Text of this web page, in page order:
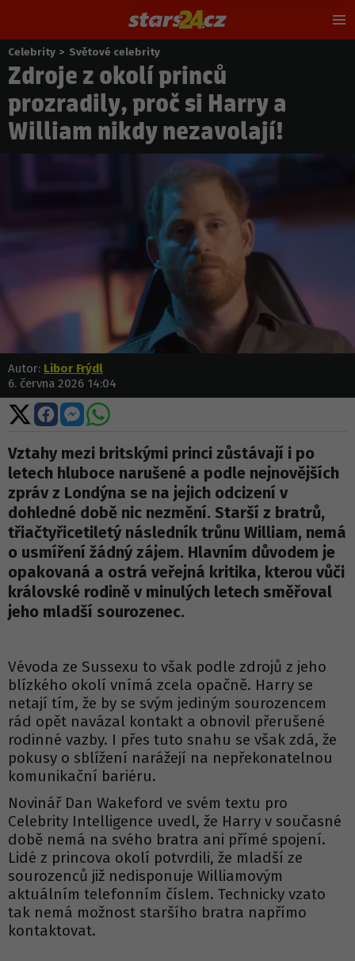
Nacházíte
se
zde:
Celebrity > Světové celebrity
Zdroje z okolí princů
prozradily, proč si Harry a
William nikdy nezavolají!
Autor: Libor Frýdl
6. června 2026 14:04
Sdílet
na
X
Sdílet
na
Facebooku
Sdílet
na
Messengeru
Sdílet
WhatsApp
Vztahy mezi britskými princi zůstávají i po
letech hluboce narušené a podle nejnovějších
zpráv z Londýna se na jejich odcizení v
dohledné době nic nezmění. Starší z bratrů,
třiačtyřicetiletý následník trůnu William, nemá
o usmíření žádný zájem. Hlavním důvodem je
opakovaná a ostrá veřejná kritika, kterou vůči
královské rodině v minulých letech směřoval
jeho mladší sourozenec.
Vévoda ze Sussexu to však podle zdrojů z jeho
blízkého okolí vnímá zcela opačně. Harry se
netají tím, že by se svým jediným sourozencem
rád opět navázal kontakt a obnovil přerušené
rodinné vazby. I přes tuto snahu se však zdá, že
pokusy o sblížení narážejí na nepřekonatelnou
komunikační bariéru.
Novinář Dan Wakeford ve svém textu pro
Celebrity Intelligence uvedl, že Harry v současné
době nemá na svého bratra ani přímé spojení.
Lidé z princova okolí potvrdili, že mladší ze
sourozenců již nedisponuje Williamovým
aktuálním telefonním číslem. Technicky vzato
tak nemá možnost staršího bratra napřímo
kontaktovat.